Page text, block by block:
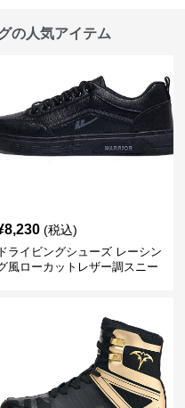
の人気アイテム
8,230 (税込)
ドライビングシューズ レーシン
風ローカットレザー調スニー